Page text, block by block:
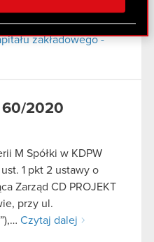
informacje z innymi
lub uzyskanymi
Kontynuując
zakładowego -
60/2020
M Spółki w KDPW
1 pkt 2 ustawy o
Zarząd CD PROJEKT
przy ul.
Czytaj dalej